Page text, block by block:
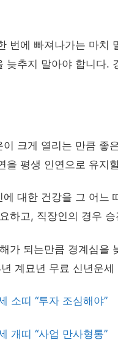
번에 빠져나가는 마치
늦추지 말아야 합니다.
크게 열리는 만큼
을 평생 인연으로 유지
대한 건강을 그 어
하고, 직장인의 경우
가 되는만큼 경계심을
계묘년 무료 신년운
소띠 “투자 조심해야”
개띠 “사업 만사형통”